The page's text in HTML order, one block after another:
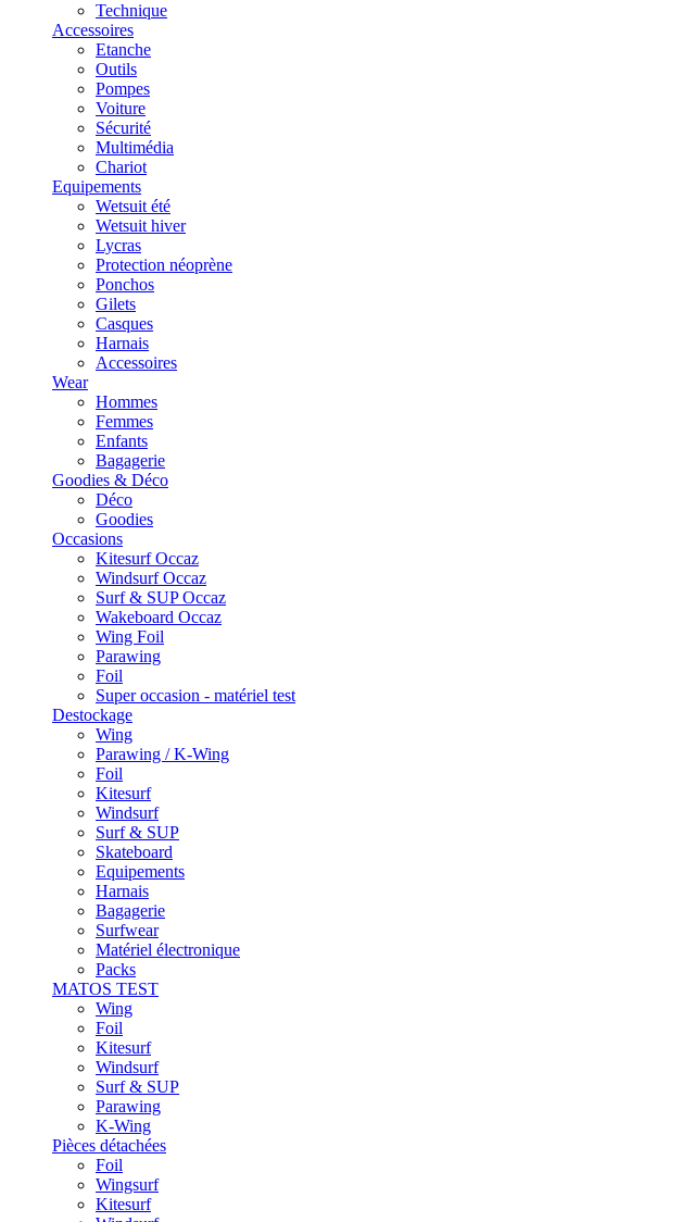
Technique
Accessoires
Etanche
Outils
Pompes
Voiture
Sécurité
Multimédia
Chariot
Equipements
Wetsuit été
Wetsuit hiver
Lycras
Protection néoprène
Ponchos
Gilets
Casques
Harnais
Accessoires
Wear
Hommes
Femmes
Enfants
Bagagerie
Goodies & Déco
Déco
Goodies
Occasions
Kitesurf Occaz
Windsurf Occaz
Surf & SUP Occaz
Wakeboard Occaz
Wing Foil
Parawing
Foil
Super occasion - matériel test
Destockage
Wing
Parawing / K-Wing
Foil
Kitesurf
Windsurf
Surf & SUP
Skateboard
Equipements
Harnais
Bagagerie
Surfwear
Matériel électronique
Packs
MATOS TEST
Wing
Foil
Kitesurf
Windsurf
Surf & SUP
Parawing
K-Wing
Pièces détachées
Foil
Wingsurf
Kitesurf